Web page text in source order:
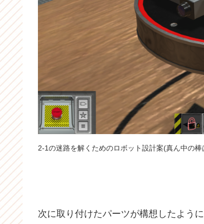
2-1の迷路を解くためのロボット設計案(真ん中の
次に取り付けたパーツが構想したよう